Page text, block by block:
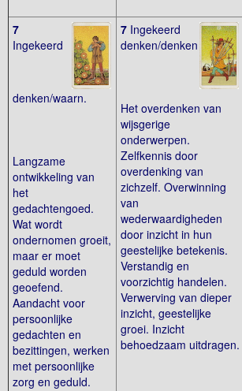
7
Ingekeerd
denken/waarn.
Langzame
ontwikkeling van
het
gedachtengoed.
Wat wordt
ondernomen groeit,
maar er moet
geduld worden
geoefend.
Aandacht voor
persoonlijke
gedachten en
bezittingen, werken
met persoonlijke
zorg en geduld.
7 Ingekeerd
denken/denken
Het overdenken van
wijsgerige
onderwerpen.
Zelfkennis door
overdenking van
zichzelf. Overwinning
van
wederwaardigheden
door inzicht in hun
geestelijke betekenis.
Verstandig en
voorzichtig handelen.
Verwerving van dieper
inzicht, geestelijke
groei. Inzicht
behoedzaam uitdragen.